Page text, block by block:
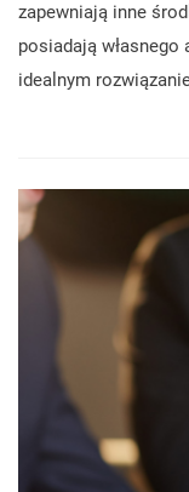
zapewniają inne
posiadają
idealnym